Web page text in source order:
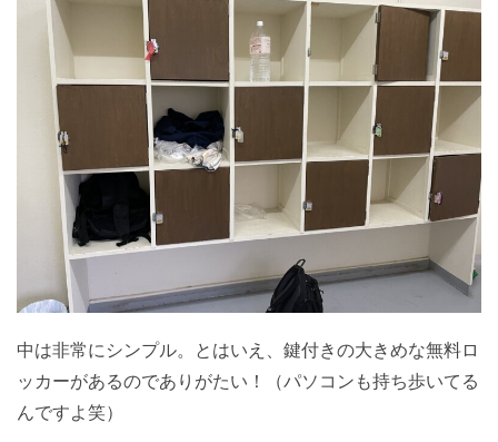
中は非常にシンプル。とはいえ、鍵付きの大きめな無料ロ
ッカーがあるのでありがたい！（パソコンも持ち歩いてる
んですよ笑）